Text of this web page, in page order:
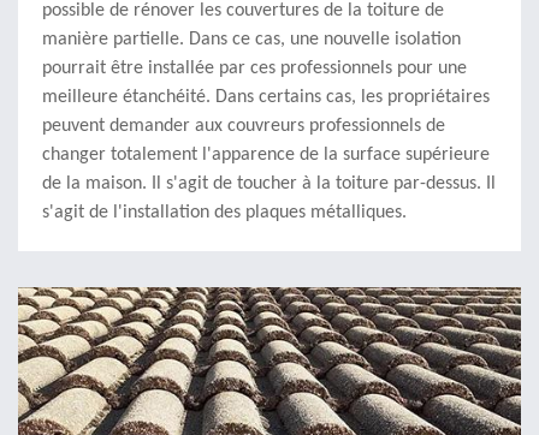
possible de rénover les couvertures de la toiture de
manière partielle. Dans ce cas, une nouvelle isolation
pourrait être installée par ces professionnels pour une
meilleure étanchéité. Dans certains cas, les propriétaires
peuvent demander aux couvreurs professionnels de
changer totalement l'apparence de la surface supérieure
de la maison. Il s'agit de toucher à la toiture par-dessus. Il
s'agit de l'installation des plaques métalliques.